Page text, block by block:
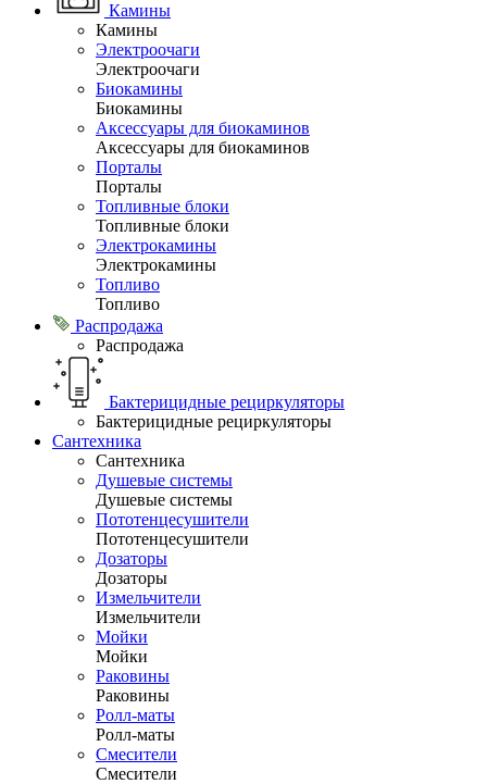
Камины
Камины
Электроочаги
Электроочаги
Биокамины
Биокамины
Аксессуары для биокаминов
Аксессуары для биокаминов
Порталы
Порталы
Топливные блоки
Топливные блоки
Электрокамины
Электрокамины
Топливо
Топливо
Распродажа
Распродажа
Бактерицидные рециркуляторы
Бактерицидные рециркуляторы
Сантехника
Сантехника
Душевые системы
Душевые системы
Пототенцесушители
Пототенцесушители
Дозаторы
Дозаторы
Измельчители
Измельчители
Мойки
Мойки
Раковины
Раковины
Ролл-маты
Ролл-маты
Смесители
Смесители